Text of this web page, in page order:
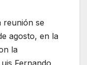
reunión se
agosto, en la
la